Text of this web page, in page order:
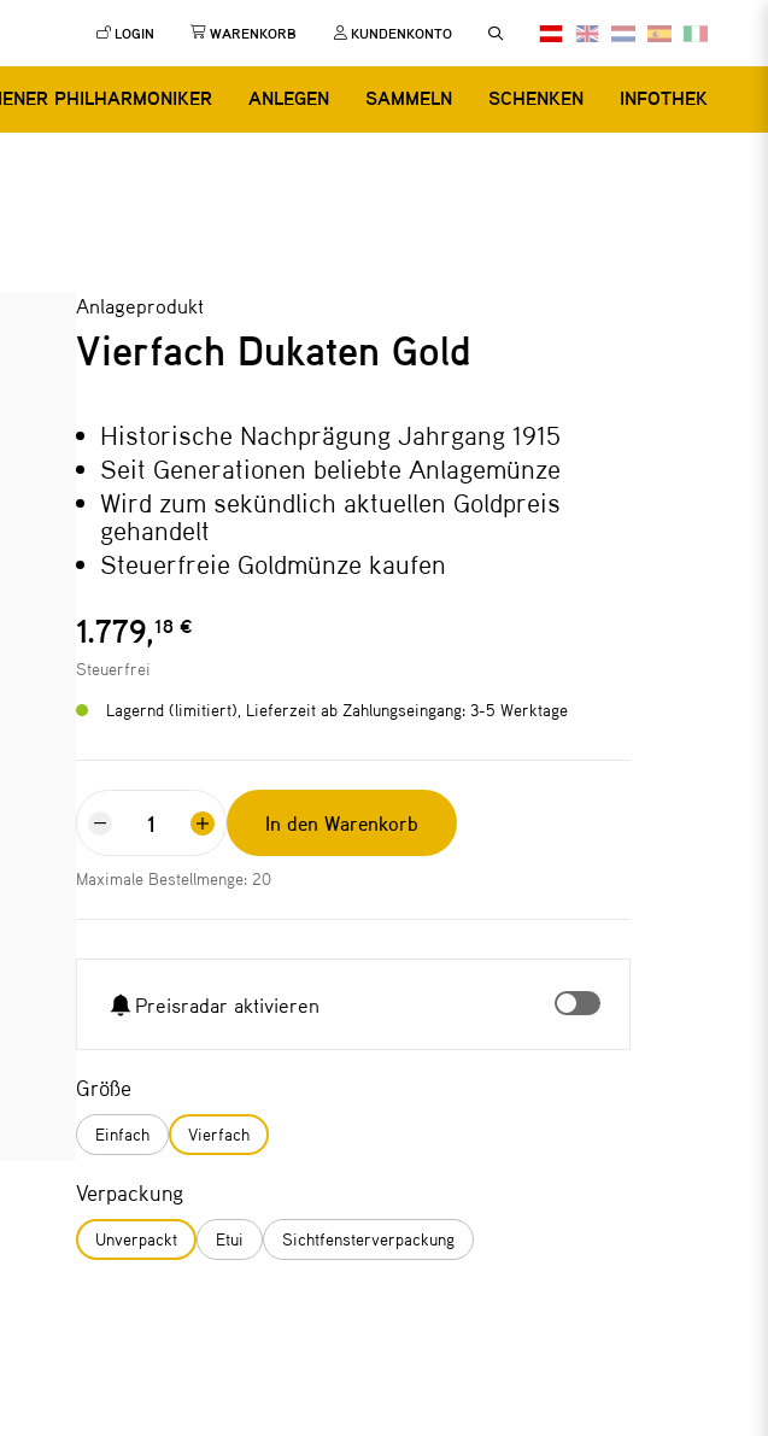
LOGIN WARENKORB KUNDENKONTO
PHILHARMONIKER ANLEGEN SAMMELN SCHENKEN INFOTHEK
Anlageprodukt
Vierfach Dukaten Gold
Historische Nachprägung Jahrgang 1915
Seit Generationen beliebte Anlagemünze
Wird zum sekündlich aktuellen Goldpreis
gehandelt
Steuerfreie Goldmünze kaufen
1.779,18 €
Steuerfrei
Lagernd (limitiert), Lieferzeit ab Zahlungseingang: 3-5 Werktage
In den Warenkorb
Maximale Bestellmenge: 20
Preisradar aktivieren
Größe
Einfach Vierfach
Verpackung
Unverpackt Etui Sichtfensterverpackung